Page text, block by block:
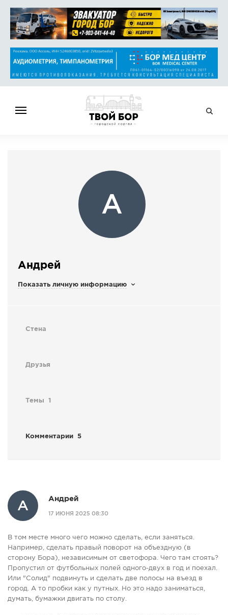
СПРАВОЧНИК
ОБЪЯВЛЕНИЯ
СТАТЬИ
А
Андрей
Показать личную информацию
Стена
Друзья
Темы 1
Комментарии 5
А
Андрей
17 ИЮНЯ 2025 08:30
В том месте много чего можно сделать, если заняться.
Например, сделать правый поворот на объездную (в
сторону Бора), независимым от светофора. Чего там стоять?
Пропустил от футбольных полей одного-двух в год и поехал.
Или "Солид" подвинуть и сделать две полосы на въезд в
город. А то пробки как у путных. Но это надо заниматься,
думать, бумажки двигать по столу.